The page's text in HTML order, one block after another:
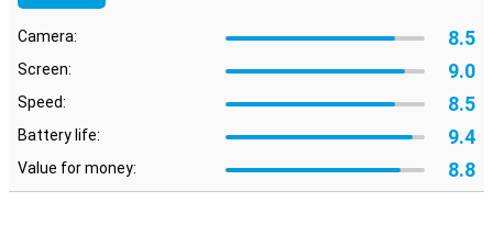
Camera: 8.5
Screen: 9.0
Speed: 8.5
Battery life: 9.4
Value for money: 8.8